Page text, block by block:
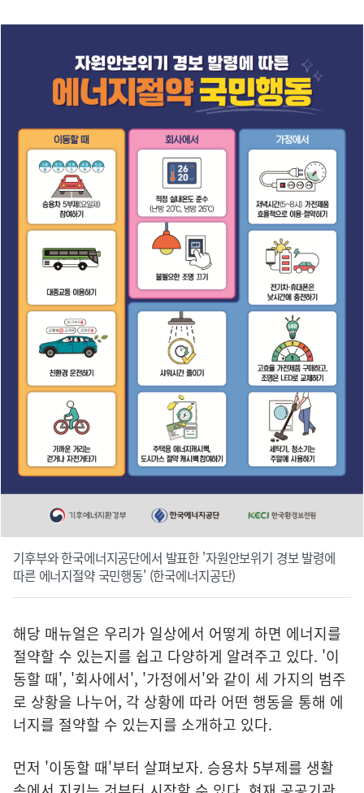
기후부와 한국에너지공단에서 발표한 '자원안보위기 경보 발령에
따른 에너지절약 국민행동' (한국에너지공단)
해당 매뉴얼은 우리가 일상에서 어떻게 하면 에너지를
절약할 수 있는지를 쉽고 다양하게 알려주고 있다. '이
동할 때', '회사에서', '가정에서'와 같이 세 가지의 범주
로 상황을 나누어, 각 상황에 따라 어떤 행동을 통해 에
너지를 절약할 수 있는지를 소개하고 있다.
먼저 '이동할 때'부터 살펴보자. 승용차 5부제를 생활